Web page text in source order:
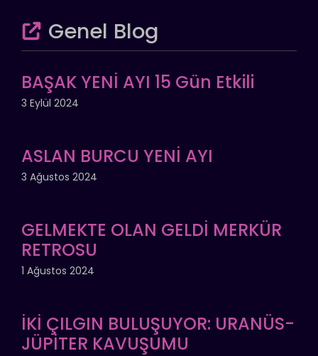
Genel Blog
BAŞAK YENİ AYI 15 Gün Etkili
3 Eylül 2024
ASLAN BURCU YENİ AYI
3 Ağustos 2024
GELMEKTE OLAN GELDİ MERKÜR
RETROSU
1 Ağustos 2024
İKİ ÇILGIN BULUŞUYOR: URANÜS-
JÜPİTER KAVUŞUMU